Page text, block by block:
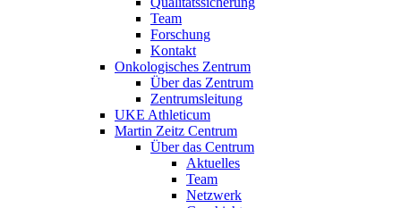
Team
Forschung
Kontakt
Onkologisches Zentrum
Über das Zentrum
Zentrumsleitung
UKE Athleticum
Martin Zeitz Centrum
Über das Centrum
Aktuelles
Team
Netzwerk